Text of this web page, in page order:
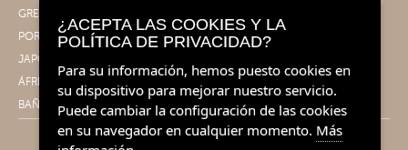
GRECIA EXPERIENCE
PORTUGAL EXPERIENCE
JAPÓN EXPERIENCE
ÁFRICA EXPERIENCE
BAÑO&CUERPO
info@decoragloba.com
¿ACEPTA LAS COOKIES Y LA
POLÍTICA DE PRIVACIDAD?
Para su información, hemos puesto cookies en
su dispositivo para mejorar nuestro servicio.
Puede cambiar la configuración de las cookies
en su navegador en cualquier momento. Más